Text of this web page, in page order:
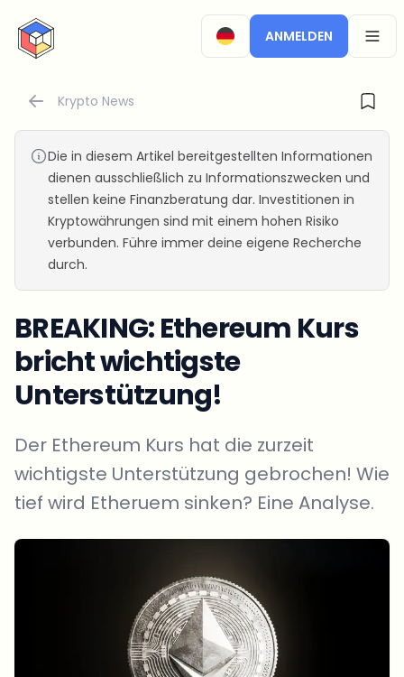
CryptoTicker
ANMELDEN
Krypto News
Die in diesem Artikel bereitgestellten Informationen
dienen ausschließlich zu Informationszwecken und
stellen keine Finanzberatung dar. Investitionen in
Kryptowährungen sind mit einem hohen Risiko
verbunden. Führe immer deine eigene Recherche
durch.
BREAKING: Ethereum Kurs
bricht wichtigste
Unterstützung!
Der Ethereum Kurs hat die zurzeit
wichtigste Unterstützung gebrochen! Wie
tief wird Etheruem sinken? Eine Analyse.